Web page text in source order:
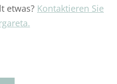
etwas? Kontaktieren Sie